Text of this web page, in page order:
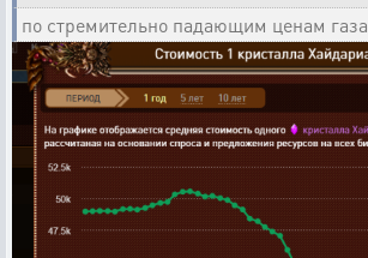
по стремительно падающим ценам газа